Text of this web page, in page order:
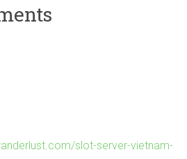
slot-server-vietnam-